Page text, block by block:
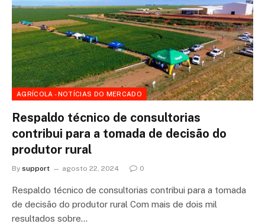
AGRÍCOLA - NOTÍCIAS DO MERCADO
Respaldo técnico de consultorias
contribui para a tomada de decisão do
produtor rural
By support agosto 22, 2024 0
Respaldo técnico de consultorias contribui para a tomada
de decisão do produtor rural Com mais de dois mil
resultados sobre…